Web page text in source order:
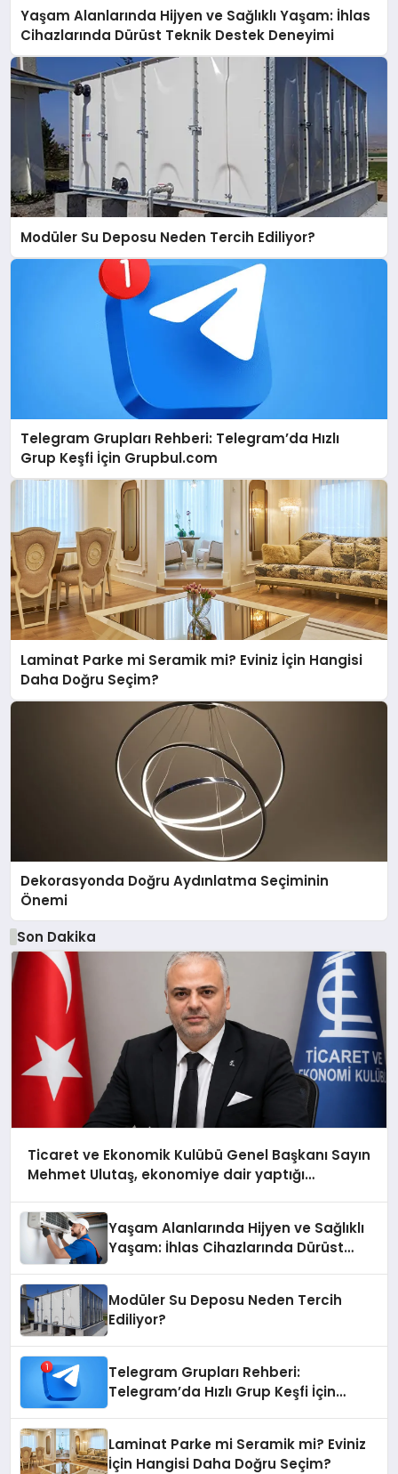
Yaşam Alanlarında Hijyen ve Sağlıklı Yaşam: İhlas
Cihazlarında Dürüst Teknik Destek Deneyimi
Modüler Su Deposu Neden Tercih Ediliyor?
Telegram Grupları Rehberi: Telegram’da Hızlı
Grup Keşfi İçin Grupbul.com
Laminat Parke mi Seramik mi? Eviniz İçin Hangisi
Daha Doğru Seçim?
Dekorasyonda Doğru Aydınlatma Seçiminin
Önemi
Son Dakika
Ticaret ve Ekonomik Kulübü Genel Başkanı Sayın
Mehmet Ulutaş, ekonomiye dair yaptığı
Yaşam Alanlarında Hijyen ve Sağlıklı
Yaşam: İhlas Cihazlarında Dürüst
Modüler Su Deposu Neden Tercih
Ediliyor?
Telegram Grupları Rehberi:
Telegram’da Hızlı Grup Keşfi İçin
Laminat Parke mi Seramik mi? Eviniz
İçin Hangisi Daha Doğru Seçim?